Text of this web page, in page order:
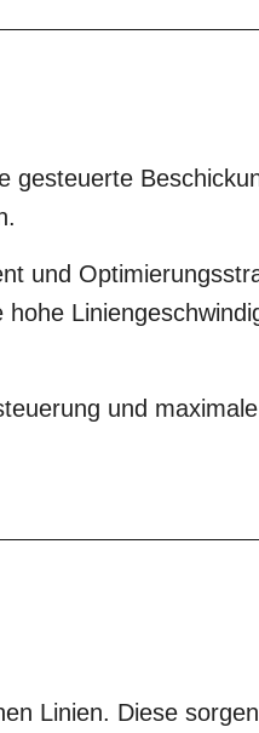
gesteuerte
und
und
Linien. Diese